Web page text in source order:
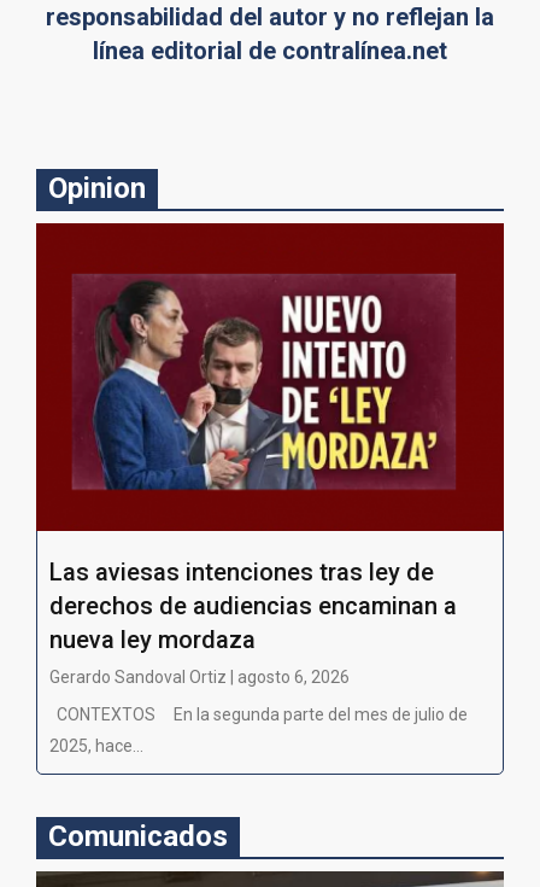
responsabilidad del autor y no reflejan la
línea editorial de contralínea.net
Opinion
Las aviesas intenciones tras ley de
derechos de audiencias encaminan a
nueva ley mordaza
Gerardo Sandoval Ortiz | agosto 6, 2026
CONTEXTOS En la segunda parte del mes de julio de
2025, hace...
Comunicados